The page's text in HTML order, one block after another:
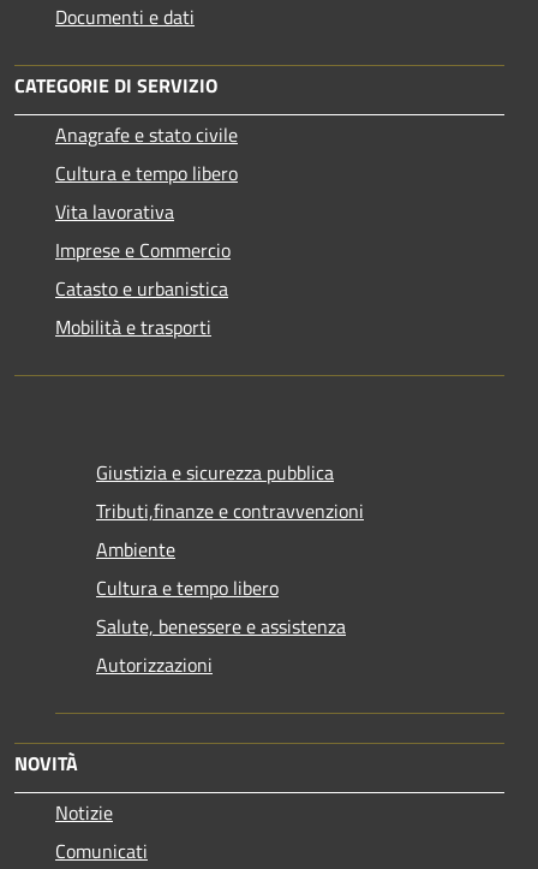
Documenti e dati
CATEGORIE DI SERVIZIO
Anagrafe e stato civile
Cultura e tempo libero
Vita lavorativa
Imprese e Commercio
Catasto e urbanistica
Mobilità e trasporti
Giustizia e sicurezza pubblica
Tributi,finanze e contravvenzioni
Ambiente
Cultura e tempo libero
Salute, benessere e assistenza
Autorizzazioni
NOVITÀ
Notizie
Comunicati